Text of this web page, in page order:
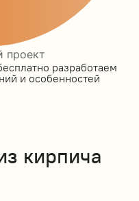
проект
разработаем
и особенностей
кирпича